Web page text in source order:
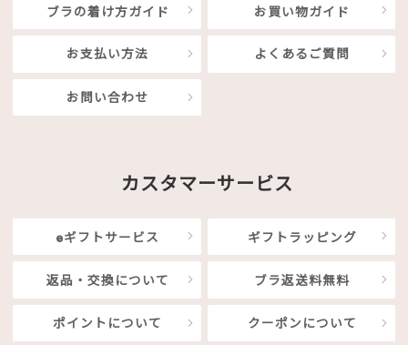
ブラの着け方ガイド お買い物ガイド
お支払い方法 よくあるご質問
お問い合わせ
カスタマーサービス
eギフトサービス ギフトラッピング
返品・交換について ブラ返送料無料
ポイントについて クーポンについて